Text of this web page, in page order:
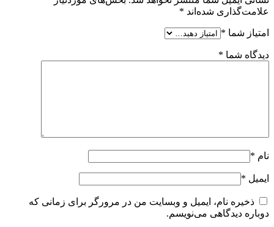
علامت‌گذاری شده‌اند *
امتیاز شما *
دیدگاه شما *
نام *
ایمیل *
ذخیره نام، ایمیل و وبسایت من در مرورگر برای زمانی که
دوباره دیدگاهی می‌نویسم.